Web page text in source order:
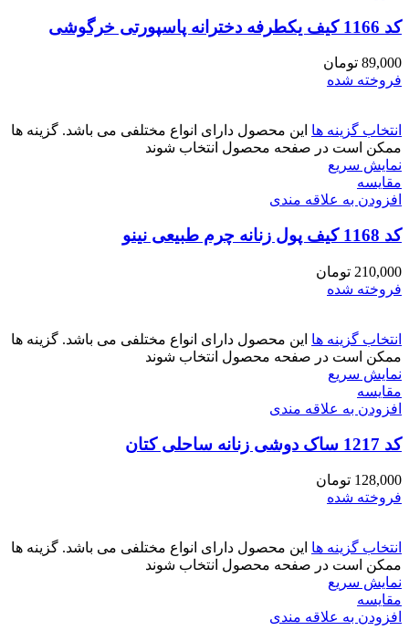
کد 1166 کیف یکطرفه دخترانه پاسپورتی خرگوشی
89,000 تومان
فروخته شده
انتخاب گزینه ها این محصول دارای انواع مختلفی می باشد. گزینه ها
ممکن است در صفحه محصول انتخاب شوند
نمایش سریع
مقايسه
افزودن به علاقه مندی
کد 1168 کیف پول زنانه چرم طبیعی نینو
210,000 تومان
فروخته شده
انتخاب گزینه ها این محصول دارای انواع مختلفی می باشد. گزینه ها
ممکن است در صفحه محصول انتخاب شوند
نمایش سریع
مقايسه
افزودن به علاقه مندی
کد 1217 ساک دوشی زنانه ساحلی کتان
128,000 تومان
فروخته شده
انتخاب گزینه ها این محصول دارای انواع مختلفی می باشد. گزینه ها
ممکن است در صفحه محصول انتخاب شوند
نمایش سریع
مقايسه
افزودن به علاقه مندی